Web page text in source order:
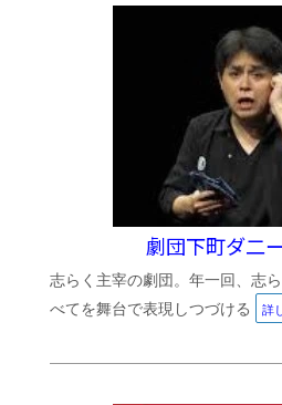
劇団下町ダ二
志らく主宰の劇団。年一回、志
べてを舞台で表現しつづける
詳